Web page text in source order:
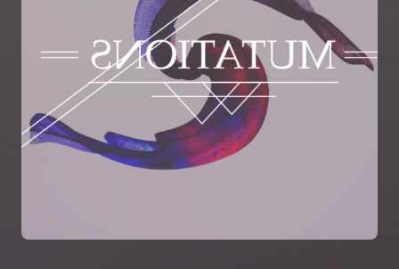
Palmarès
À propos
S'impliquer
Location studio